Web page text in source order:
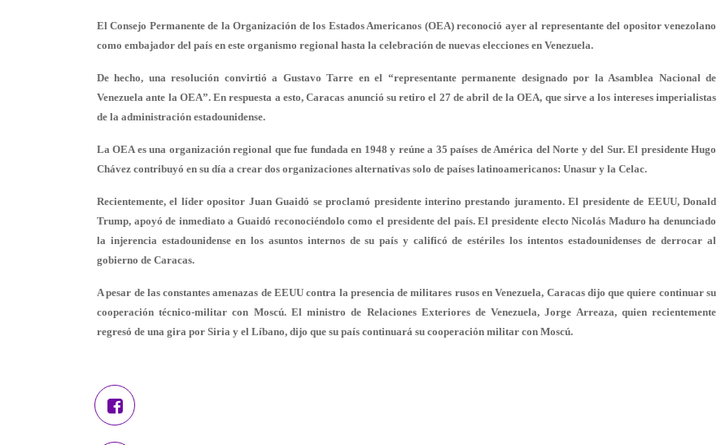
El Consejo Permanente de la Organización de los Estados Americanos (OEA) reconoció ayer al representante del opositor venezolano
como embajador del país en este organismo regional hasta la celebración de nuevas elecciones en Venezuela.
De hecho, una resolución convirtió a Gustavo Tarre en el “representante permanente designado por la Asamblea Nacional de
Venezuela ante la OEA”. En respuesta a esto, Caracas anunció su retiro el 27 de abril de la OEA, que sirve a los intereses imperialistas
de la administración estadounidense.
La OEA es una organización regional que fue fundada en 1948 y reúne a 35 países de América del Norte y del Sur. El presidente Hugo
Chávez contribuyó en su día a crear dos organizaciones alternativas solo de países latinoamericanos: Unasur y la Celac.
Recientemente, el líder opositor Juan Guaidó se proclamó presidente interino prestando juramento. El presidente de EEUU, Donald
Trump, apoyó de inmediato a Guaidó reconociéndolo como el presidente del país. El presidente electo Nicolás Maduro ha denunciado
la injerencia estadounidense en los asuntos internos de su país y calificó de estériles los intentos estadounidenses de derrocar al
gobierno de Caracas.
A pesar de las constantes amenazas de EEUU contra la presencia de militares rusos en Venezuela, Caracas dijo que quiere continuar su
cooperación técnico-militar con Moscú. El ministro de Relaciones Exteriores de Venezuela, Jorge Arreaza, quien recientemente
regresó de una gira por Siria y el Líbano, dijo que su país continuará su cooperación militar con Moscú.